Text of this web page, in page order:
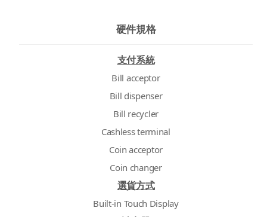
硬件規格
支付系統
Bill acceptor
Bill dispenser
Bill recycler
Cashless terminal
Coin acceptor
Coin changer
選貨方式
Built-in Touch Display